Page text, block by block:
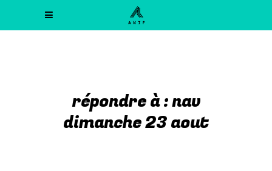
répondre à : nav
dimanche 23 aout